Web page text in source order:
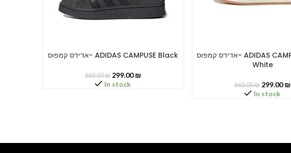
SELECT OPTIONSאדידס קמפוס- ADIDAS CAMPUSE Black
660.00₪ 299.00₪
In stock
SELECT OPTIONS
אדידס קמפוס- ADIDAS CAMPUSE Black,
White
660.00₪ 299.00₪
In stock